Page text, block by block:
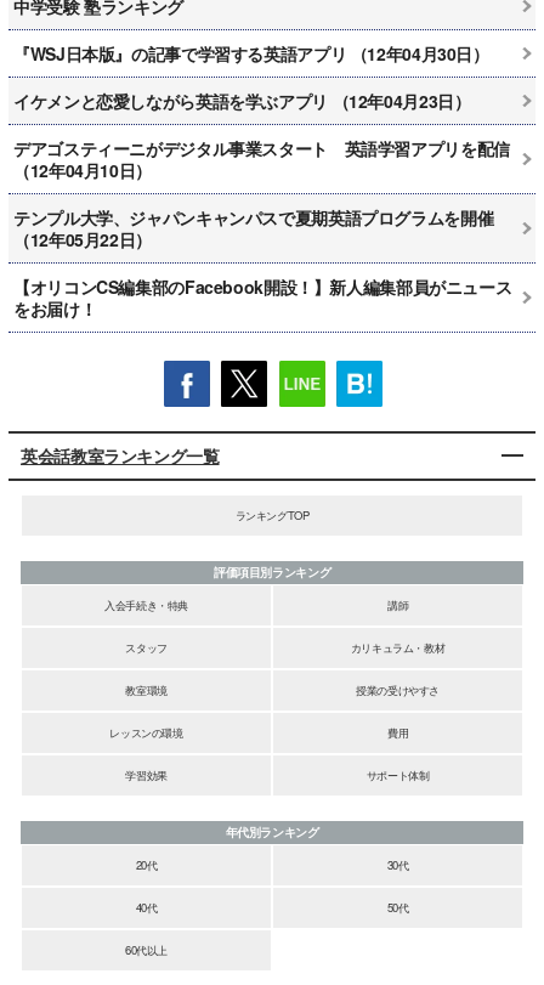
中学受験 塾ランキング
『WSJ日本版』の記事で学習する英語アプリ （12年04月30日）
イケメンと恋愛しながら英語を学ぶアプリ （12年04月23日）
デアゴスティーニがデジタル事業スタート 英語学習アプリを配信
（12年04月10日）
テンプル大学、ジャパンキャンパスで夏期英語プログラムを開催
（12年05月22日）
【オリコンCS編集部のFacebook開設！】新人編集部員がニュース
をお届け！
英会話教室ランキング一覧
ランキングTOP
評価項目別ランキング
入会手続き・特典
講師
スタッフ カリキュラム・教材
教室環境 授業の受けやすさ
レッスンの環境 費用
学習効果 サポート体制
年代別ランキング
20代
30代
40代 50代
60代以上